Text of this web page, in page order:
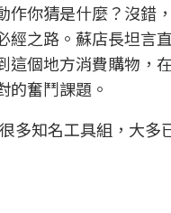
作你猜是什麼？沒錯
經之路。蘇店長坦言
這個地方消費購物，
的奮鬥課題。
多知名工具組，大多